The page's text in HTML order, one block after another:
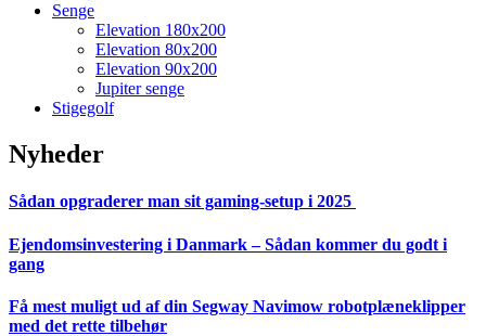
Senge
Elevation 180x200
Elevation 80x200
Elevation 90x200
Jupiter senge
Stigegolf
Nyheder
Sådan opgraderer man sit gaming-setup i 2025
Ejendomsinvestering i Danmark – Sådan kommer du godt i
gang
Få mest muligt ud af din Segway Navimow robotplæneklipper
med det rette tilbehør